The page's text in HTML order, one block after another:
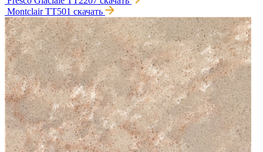
Montclair TT501 скачать